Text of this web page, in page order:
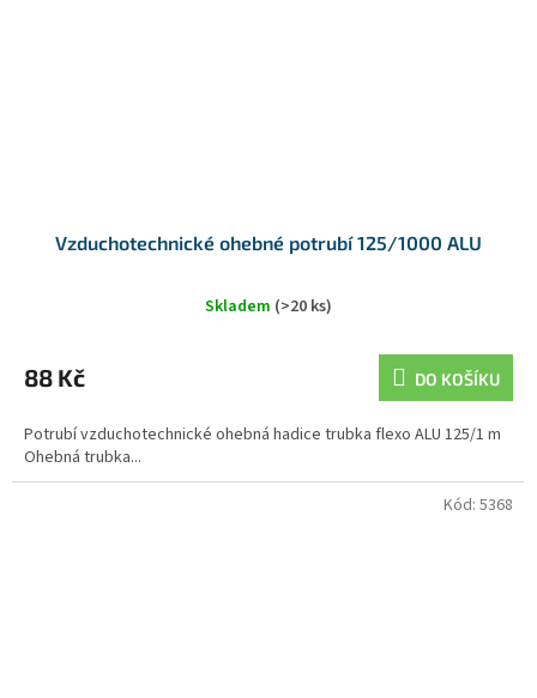
Vzduchotechnické ohebné potrubí 125/1000 ALU
Skladem (>20 ks)
88 Kč DO KOŠÍKU
Potrubí vzduchotechnické ohebná hadice trubka flexo ALU 125/1 m
Ohebná trubka...
Kód: 5368